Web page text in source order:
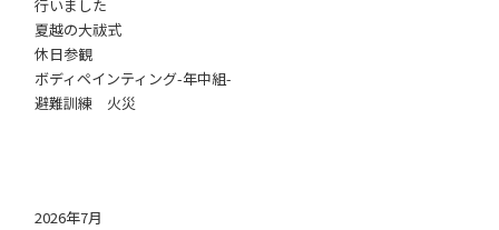
行いました
夏越の大祓式
休日参観
ボディペインティング-年中組-
避難訓練 火災
2026年7月